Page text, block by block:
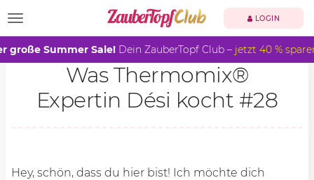
TOGGLE NAVIGATION LOGIN
große Summer Sale! Dein ZauberTopf Club – jetzt 40 %
Was Thermomix®
Expertin Dési kocht #28
Hey, schön, dass du hier bist! Ich möchte dich